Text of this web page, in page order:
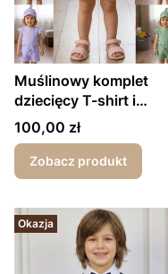
Muślinowy komplet
dziecięcy T-shirt i
krótkie spodenki
Cena
100,00 zł
Zobacz produkt
Okazja